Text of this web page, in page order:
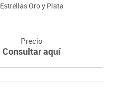
Estrellas Oro y Plata
Precio
Consultar aquí